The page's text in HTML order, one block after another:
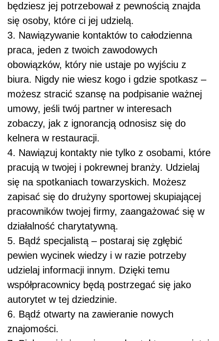
będziesz jej potrzebował z pewnością znajda
się osoby, które ci jej udzielą.
3. Nawiązywanie kontaktów to całodzienna
praca, jeden z twoich zawodowych
obowiązków, który nie ustaje po wyjściu z
biura. Nigdy nie wiesz kogo i gdzie spotkasz –
możesz stracić szansę na podpisanie ważnej
umowy, jeśli twój partner w interesach
zobaczy, jak z ignorancją odnosisz się do
kelnera w restauracji.
4. Nawiązuj kontakty nie tylko z osobami, które
pracują w twojej i pokrewnej branży. Udzielaj
się na spotkaniach towarzyskich. Możesz
zapisać się do drużyny sportowej skupiającej
pracowników twojej firmy, zaangażować się w
działalność charytatywną.
5. Bądź specjalistą – postaraj się zgłębić
pewien wycinek wiedzy i w razie potrzeby
udzielaj informacji innym. Dzięki temu
współpracownicy będą postrzegać się jako
autorytet w tej dziedzinie.
6. Bądź otwarty na zawieranie nowych
znajomości.